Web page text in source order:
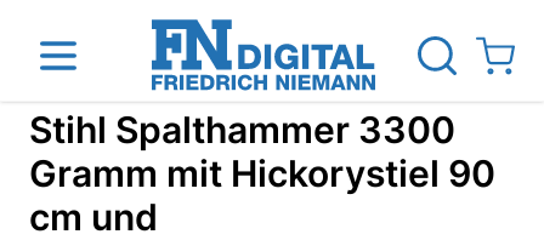
Direkt zum Inhalt
Das Unternehmen
View
Stihl Spalthammer 3300
Gramm mit Hickorystiel 90
cm und